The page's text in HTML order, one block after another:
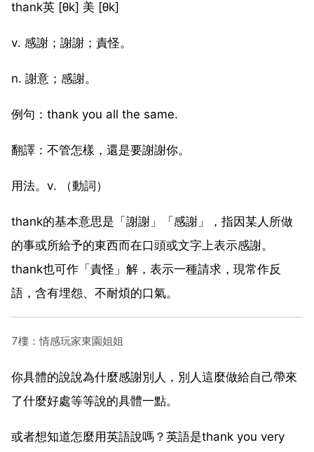
thank英 [θk] 美 [θk]
v. 感謝；謝謝；責怪。
n. 謝意；感謝。
例句：thank you all the same.
翻譯：不管怎樣，還是要謝謝你。
用法。v. （動詞）
thank的基本意思是「謝謝」「感謝」，指因某人所做
的事或所給予的東西而在口頭或文字上表示感謝。
thank也可作「責怪」解，表示一種請求，現常作反
語，含有埋怨、不耐煩的口氣。
7樓：情感玩家東園姐姐
你具體的說說為什麼感謝別人，別人這麼做給自己帶來
了什麼好處等等說的具體一點。
或者想知道怎麼用英語說嗎？英語是thank you very